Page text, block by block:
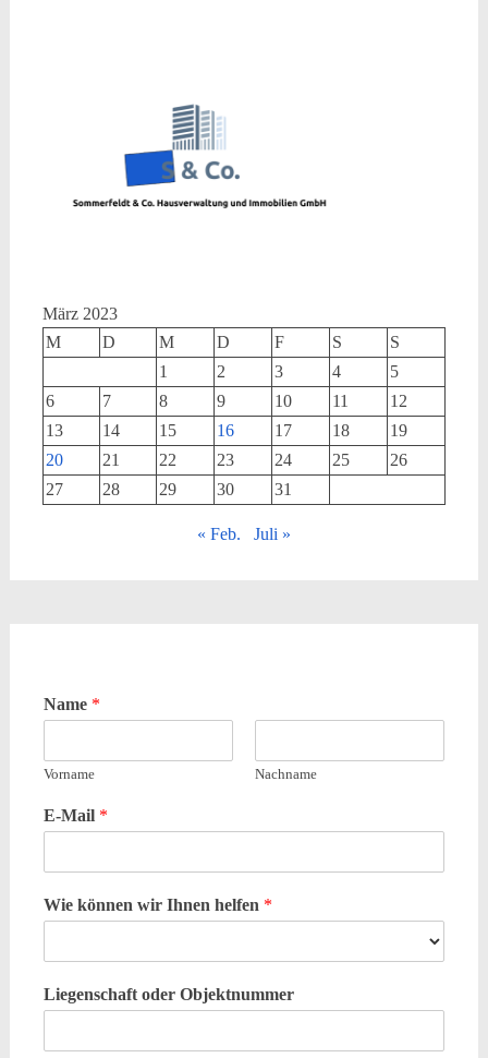
März 2023
M
D M D F S
S
1
2 3 4
5
6
7 8 9 10 11
12
13
14 15 16 17 18
19
20
21 22 23 24 25
26
27
28 29 30 31
« Feb. Juli »
Name *
Vorname Nachname
E-Mail *
Wie können wir Ihnen helfen *
Liegenschaft oder Objektnummer